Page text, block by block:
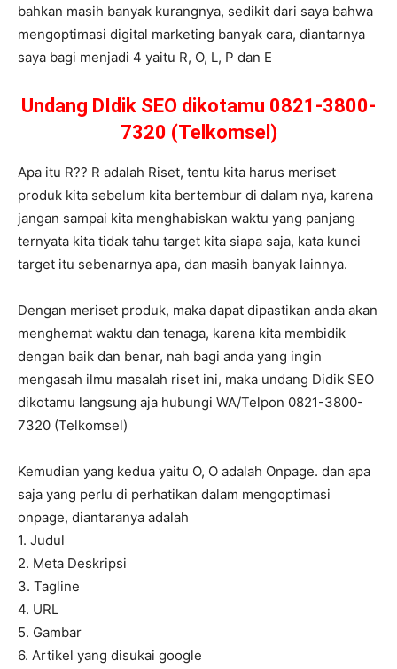
bahkan masih banyak kurangnya, sedikit dari saya bahwa
mengoptimasi digital marketing banyak cara, diantarnya
saya bagi menjadi 4 yaitu R, O, L, P dan E
Undang DIdik SEO dikotamu 0821-3800-
7320 (Telkomsel)
Apa itu R?? R adalah Riset, tentu kita harus meriset
produk kita sebelum kita bertembur di dalam nya, karena
jangan sampai kita menghabiskan waktu yang panjang
ternyata kita tidak tahu target kita siapa saja, kata kunci
target itu sebenarnya apa, dan masih banyak lainnya.
Dengan meriset produk, maka dapat dipastikan anda akan
menghemat waktu dan tenaga, karena kita membidik
dengan baik dan benar, nah bagi anda yang ingin
mengasah ilmu masalah riset ini, maka undang Didik SEO
dikotamu langsung aja hubungi WA/Telpon 0821-3800-
7320 (Telkomsel)
Kemudian yang kedua yaitu O, O adalah Onpage. dan apa
saja yang perlu di perhatikan dalam mengoptimasi
onpage, diantaranya adalah
1. Judul
2. Meta Deskripsi
3. Tagline
4. URL
5. Gambar
6. Artikel yang disukai google